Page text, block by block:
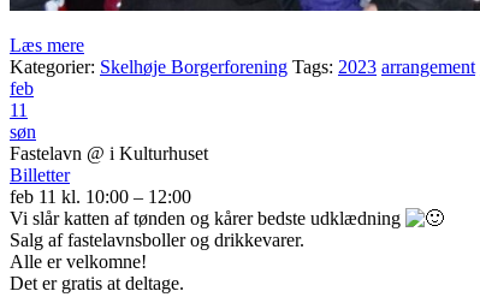
Læs mere
Kategorier: Skelhøje Borgerforening Tags: 2023 arrangement
feb
11
søn
Fastelavn @ i Kulturhuset
Billetter
feb 11 kl. 10:00 – 12:00
Vi slår katten af tønden og kårer bedste udklædning
Salg af fastelavnsboller og drikkevarer.
Alle er velkomne!
Det er gratis at deltage.